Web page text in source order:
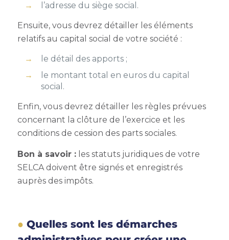
l’adresse du siège social.
Ensuite, vous devrez détailler les éléments
relatifs au capital social de votre société :
le détail des apports ;
le montant total en euros du capital
social.
Enfin, vous devrez détailler les règles prévues
concernant la clôture de l’exercice et les
conditions de cession des parts sociales.
Bon à savoir :les statuts juridiques de votre
SELCA doivent être signés et enregistrés
auprès des impôts.
Quelles sont les démarches